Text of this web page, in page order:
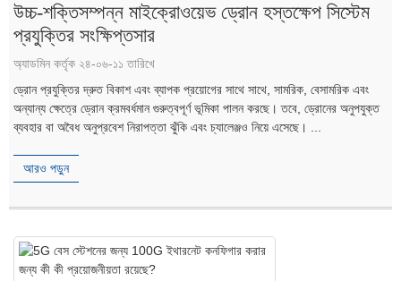
উচ্চ-শক্তিসম্পন্ন মাইক্রোওয়েভ ড্রোন হস্তক্ষেপ সিস্টেম
প্রযুক্তির সংক্ষিপ্তসার
অ্যাডমিন কর্তৃক ২৪-০৬-১১ তারিখে
ড্রোন প্রযুক্তির দ্রুত বিকাশ এবং ব্যাপক প্রয়োগের সাথে সাথে, সামরিক, বেসামরিক এবং
অন্যান্য ক্ষেত্রে ড্রোন ক্রমবর্ধমান গুরুত্বপূর্ণ ভূমিকা পালন করছে। তবে, ড্রোনের অনুপযুক্ত
ব্যবহার বা অবৈধ অনুপ্রবেশ নিরাপত্তা ঝুঁকি এবং চ্যালেঞ্জও নিয়ে এসেছে। ...
আরও পড়ুন